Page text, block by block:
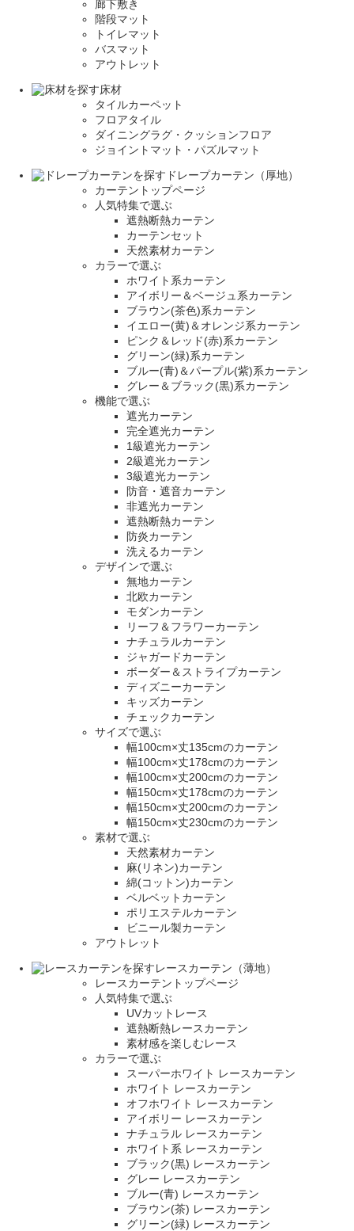
廊下敷き
階段マット
トイレマット
バスマット
アウトレット
床材
タイルカーペット
フロアタイル
ダイニングラグ・クッションフロア
ジョイントマット・パズルマット
ドレープカーテン（厚地）
カーテントップページ
人気特集で選ぶ
遮熱断熱カーテン
カーテンセット
天然素材カーテン
カラーで選ぶ
ホワイト系カーテン
アイボリー＆ベージュ系カーテン
ブラウン(茶色)系カーテン
イエロー(黄)＆オレンジ系カーテン
ピンク＆レッド(赤)系カーテン
グリーン(緑)系カーテン
ブルー(青)＆パープル(紫)系カーテン
グレー＆ブラック(黒)系カーテン
機能で選ぶ
遮光カーテン
完全遮光カーテン
1級遮光カーテン
2級遮光カーテン
3級遮光カーテン
防音・遮音カーテン
非遮光カーテン
遮熱断熱カーテン
防炎カーテン
洗えるカーテン
デザインで選ぶ
無地カーテン
北欧カーテン
モダンカーテン
リーフ＆フラワーカーテン
ナチュラルカーテン
ジャガードカーテン
ボーダー＆ストライプカーテン
ディズニーカーテン
キッズカーテン
チェックカーテン
サイズで選ぶ
幅100cm×丈135cmのカーテン
幅100cm×丈178cmのカーテン
幅100cm×丈200cmのカーテン
幅150cm×丈178cmのカーテン
幅150cm×丈200cmのカーテン
幅150cm×丈230cmのカーテン
素材で選ぶ
天然素材カーテン
麻(リネン)カーテン
綿(コットン)カーテン
ベルベットカーテン
ポリエステルカーテン
ビニール製カーテン
アウトレット
レースカーテン（薄地）
レースカーテントップページ
人気特集で選ぶ
UVカットレース
遮熱断熱レースカーテン
素材感を楽しむレース
カラーで選ぶ
スーパーホワイト レースカーテン
ホワイト レースカーテン
オフホワイト レースカーテン
アイボリー レースカーテン
ナチュラル レースカーテン
ホワイト系 レースカーテン
ブラック(黒) レースカーテン
グレー レースカーテン
ブルー(青) レースカーテン
ブラウン(茶) レースカーテン
グリーン(緑) レースカーテン